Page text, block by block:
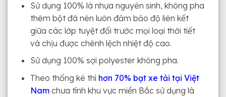
Sử dụng 100% là nhựa nguyên sinh, không pha
thêm bột đá nên luôn đảm bảo độ liên kết
giữa các lớp tuyệt đối trước mọi loại thời tiết
và chịu được chênh lệch nhiệt độ cao.
Sử dụng 100% sợi polyester không pha.
Theo thống kê thì hơn 70% bạt xe tải tại Việt
Namchưa tính khu vực miền Bắc sử dụng là